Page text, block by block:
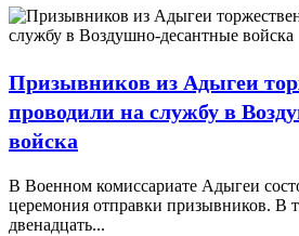
Призывников из Адыгеи
проводили на службу в
войска
В Военном комиссариате Адыгеи
церемония отправки призывников. В
двенадцать...